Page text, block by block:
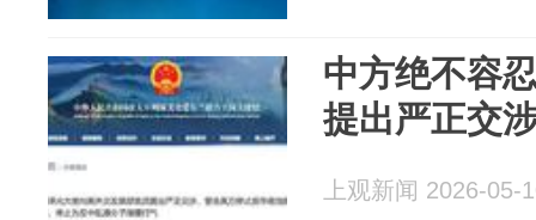
中方绝不容
提出严正交
上观新闻 2026-05-